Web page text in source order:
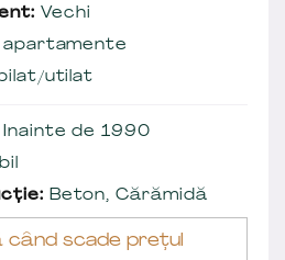
Vechi
apartamente
utilat
Inainte de 1990
Beton, Cărămidă
când scade prețul